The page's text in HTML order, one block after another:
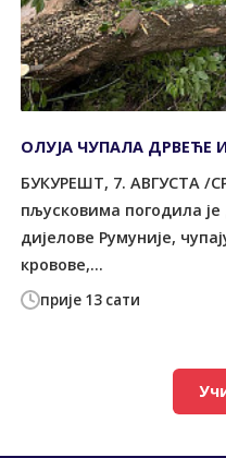
прије 13 сати
ОЛУЈА ЧУПАЛА ДРВЕЋЕ
БУКУРЕШT, 7. АВГУСТА /
пљусковима погодила
дијелове Румуније,
кровове,...